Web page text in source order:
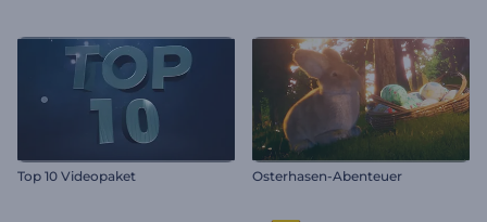
Top 10 Videopaket Osterhasen-Abenteuer